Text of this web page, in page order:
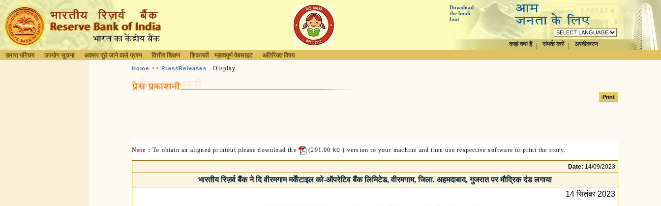
Download
the hindi
font
कहां क्या है संपर्क करें
अस्वीकरण
हमारा परिचय
उपयोग सूचना अक्सर पूछे जाने वाले प्रश्न वित्तीय शिक्षण शिकायतें महत्वपूर्ण वेबसाइट अतिरिक्त विषय
Home >>PressReleases - Display
Note : To obtain an aligned printout please download the (291.00 kb ) version to your machine and then use respective software to print the story.
Date: 14/09/2023
भारतीय रिज़र्व बैंक ने दि वीरमगाम मर्केंटाइल को-ऑपरेटिव बैंक लिमिटेड, वीरमगाम, जिला. अहमदाबाद, गुजरात पर मौद्रिक दंड लगाया
14 सितंबर 2023